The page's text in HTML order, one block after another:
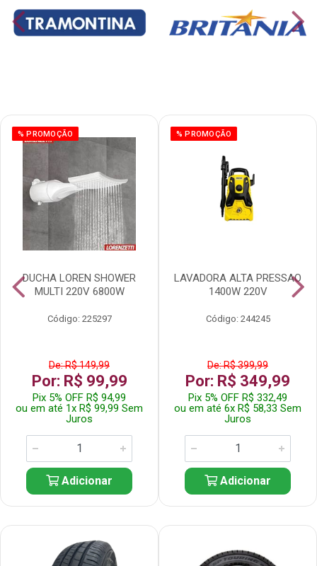
% PROMOÇÃO
DUCHA LOREN SHOWER
MULTI 220V 6800W
Código: 225297
De: R$ 149,99
Por: R$ 99,99
Pix 5% OFF R$ 94,99
ou em até 1x R$ 99,99 Sem
Juros
Adicionar
% PROMOÇÃO
LAVADORA ALTA PRESSAO
1400W 220V
Código: 244245
De: R$ 399,99
Por: R$ 349,99
Pix 5% OFF R$ 332,49
ou em até 6x R$ 58,33 Sem
Juros
Adicionar